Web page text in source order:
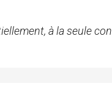
à la seule